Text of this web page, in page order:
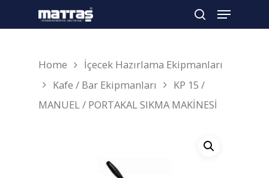
Arama yapmak için enter'a basın
Home
İçecek Hazırlama Ekipmanları
Kafe / Bar Ekipmanları
KP 15 /
MANUEL / PORTAKAL SIKMA MAKİNESİ